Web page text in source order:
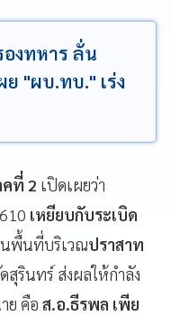
งทหาร ลั่น
ย "ผบ.ทบ." เร่ง
ที่ 2 เปิดเผยว่า
เหยียบกับระเบิด
พื้นที่บริเวณปราสาท
สุรินทร์ ส่งผลให้กำลัง
ย คือ ส.อ.ธีรพล เพีย